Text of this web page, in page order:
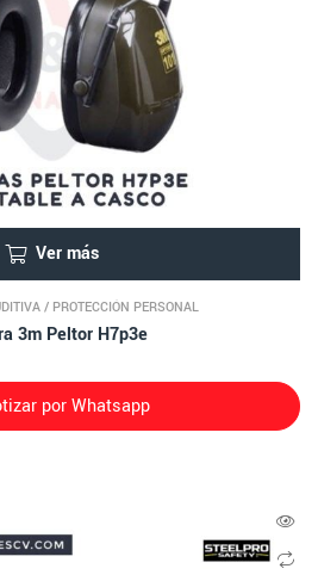
Ver más
/ PROTECCIÓN PERSONAL
3m Peltor H7p3e
por Whatsapp